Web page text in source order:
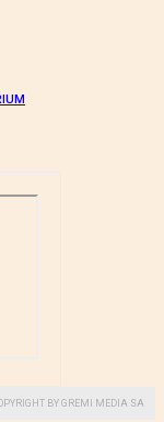
BY GREMI MEDIA SA